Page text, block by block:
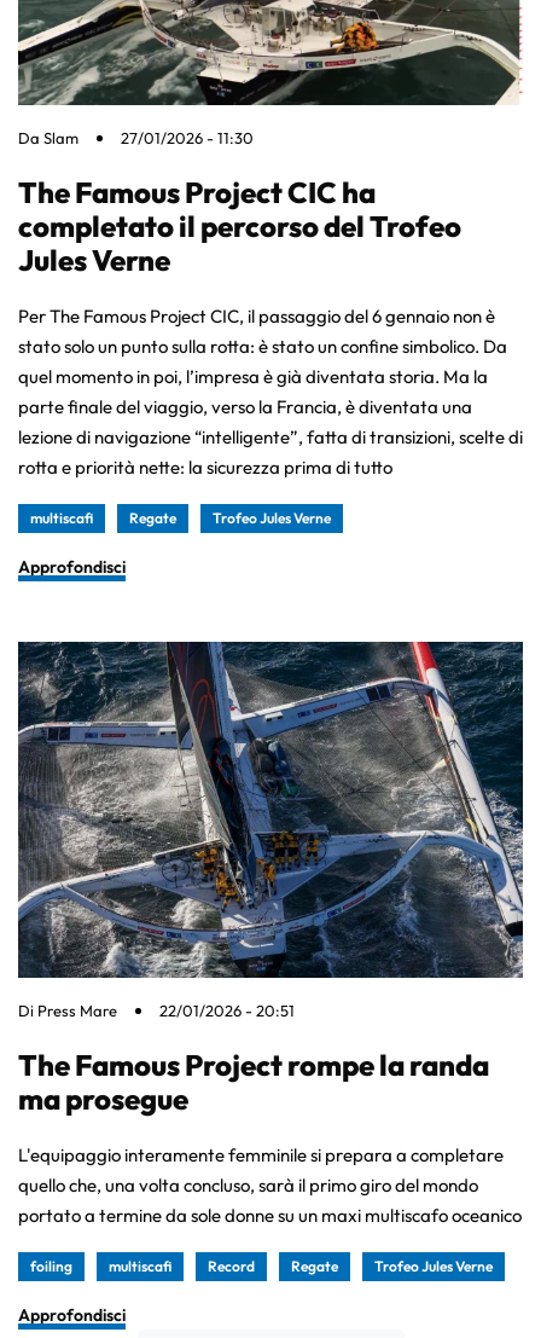
Da Slam 27/01/2026 - 11:30
The Famous Project CIC ha
completato il percorso del Trofeo
Jules Verne
Per The Famous Project CIC, il passaggio del 6 gennaio non è
stato solo un punto sulla rotta: è stato un confine simbolico. Da
quel momento in poi, l’impresa è già diventata storia. Ma la
parte finale del viaggio, verso la Francia, è diventata una
lezione di navigazione “intelligente”, fatta di transizioni, scelte di
rotta e priorità nette: la sicurezza prima di tutto
multiscafi Regate Trofeo Jules Verne
Approfondisci
Di Press Mare 22/01/2026 - 20:51
The Famous Project rompe la randa
ma prosegue
L'equipaggio interamente femminile si prepara a completare
quello che, una volta concluso, sarà il primo giro del mondo
portato a termine da sole donne su un maxi multiscafo oceanico
foiling multiscafi Record Regate Trofeo Jules Verne
Approfondisci